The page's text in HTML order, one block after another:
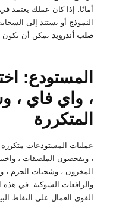
أمانًا. إذا كان عملك يعتمد
النموذج أو يستند إلى
صلب أندرويد يمكن أن يكون
المستودع:
، واي فاي ،
المتكررة
عمليات المستودعات متكررة
، ويفحصون الملصقات ،
المخزون ، وشحنات الحزم ،
والرافعات الشوكية. في هذه
القوي العمال على التقاط